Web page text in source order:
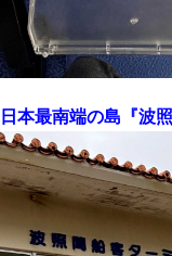
日本最南端の島『波